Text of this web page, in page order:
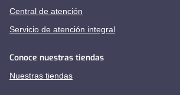
Central de atención
Servicio de atención integral
Conoce nuestras tiendas
Nuestras tiendas